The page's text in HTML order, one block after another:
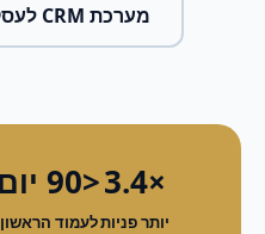
מערכת CRM לעסק
×3.4
יותר פניות
<90 יום
לעמוד הראשון